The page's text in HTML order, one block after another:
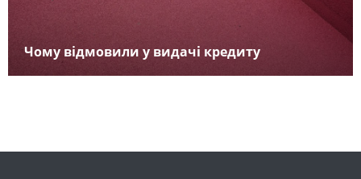
Чому відмовили у видачі кредиту